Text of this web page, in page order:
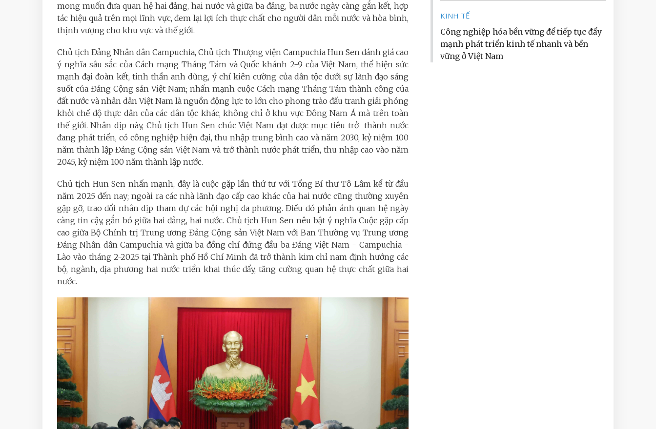
mong muốn đưa quan hệ hai đảng, hai nước và giữa ba đảng, ba nước ngày càng gắn kết, hợp
tác hiệu quả trên mọi lĩnh vực, đem lại lợi ích thực chất cho người dân mỗi nước và hòa bình,
thịnh vượng cho khu vực và thế giới.
Chủ tịch Đảng Nhân dân Campuchia, Chủ tịch Thượng viện Campuchia Hun Sen đánh giá cao
ý nghĩa sâu sắc của Cách mạng Tháng Tám và Quốc khánh 2-9 của Việt Nam, thể hiện sức
mạnh đại đoàn kết, tinh thần anh dũng, ý chí kiên cường của dân tộc dưới sự lãnh đạo sáng
suốt của Đảng Cộng sản Việt Nam; nhấn mạnh cuộc Cách mạng Tháng Tám thành công của
đất nước và nhân dân Việt Nam là nguồn động lực to lớn cho phong trào đấu tranh giải phóng
khỏi chế độ thực dân của các dân tộc khác, không chỉ ở khu vực Đông Nam Á mà trên toàn
thế giới. Nhân dịp này, Chủ tịch Hun Sen chúc Việt Nam đạt được mục tiêu trở thành nước
đang phát triển, có công nghiệp hiện đại, thu nhập trung bình cao và năm 2030, kỷ niệm 100
năm thành lập Đảng Cộng sản Việt Nam và trở thành nước phát triển, thu nhập cao vào năm
2045, kỷ niệm 100 năm thành lập nước.
Chủ tịch Hun Sen nhấn mạnh, đây là cuộc gặp lần thứ tư với Tổng Bí thư Tô Lâm kể từ đầu
năm 2025 đến nay; ngoài ra các nhà lãnh đạo cấp cao khác của hai nước cũng thường xuyên
gặp gỡ, trao đổi nhân dịp tham dự các hội nghị đa phương. Điều đó phản ánh quan hệ ngày
càng tin cậy, gắn bó giữa hai đảng, hai nước. Chủ tịch Hun Sen nêu bật ý nghĩa Cuộc gặp cấp
cao giữa Bộ Chính trị Trung ương Đảng Cộng sản Việt Nam với Ban Thường vụ Trung ương
Đảng Nhân dân Campuchia và giữa ba đồng chí đứng đầu ba Đảng Việt Nam - Campuchia -
Lào vào tháng 2-2025 tại Thành phố Hồ Chí Minh đã trở thành kim chỉ nam định hướng các
bộ, ngành, địa phương hai nước triển khai thúc đẩy, tăng cường quan hệ thực chất giữa hai
nước.
KINH TẾ
Công nghiệp hóa bền vững để tiếp tục đẩy
mạnh phát triển kinh tế nhanh và bền
vững ở Việt Nam